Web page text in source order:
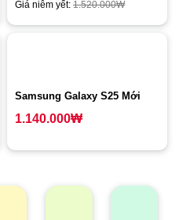
Giá niêm yết: 1.520.000₩
Samsung Galaxy S25 Mới
1.140.000₩